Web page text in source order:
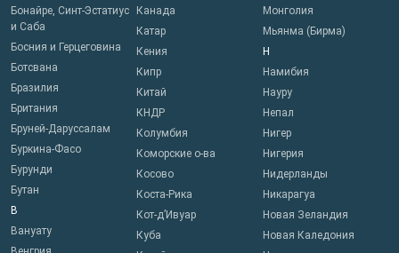
Бонайре, Синт-Эстатиус
и Саба
Босния и Герцеговина
Ботсвана
Бразилия
Британия
Бруней-Даруссалам
Буркина-Фасо
Бурунди
Бутан
В
Вануату
Канада
Катар
Кения
Кипр
Китай
КНДР
Колумбия
Коморские о-ва
Косово
Коста-Рика
Кот-д’Ивуар
Куба
Монголия
Мьянма (Бирма)
Н
Намибия
Науру
Непал
Нигер
Нигерия
Нидерланды
Никарагуа
Новая Зеландия
Новая Каледония